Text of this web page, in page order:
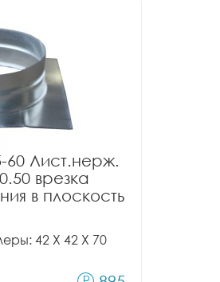
60 Лист.нерж.
врезка
в плоскость
42 X 42 X 70